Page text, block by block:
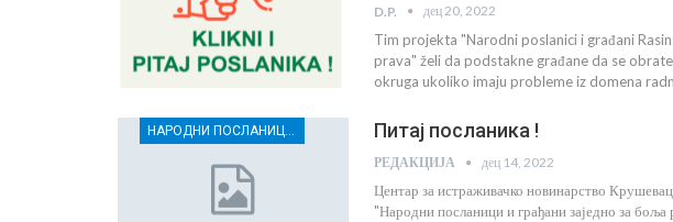
D.P. дец 20, 2022
Tim projekta "Narodni poslanici i građani
prava" želi da podstakne građane da se
okruga ukoliko imaju probleme iz domena
Питај посланика !
РЕДАКЦИЈА дец 14, 2022
Центар за истраживачко новинарство
"Народни посланици и грађани заједно за боља